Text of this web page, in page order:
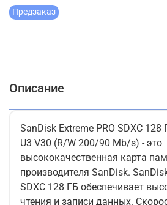
Предзаказ
Описание
SanDisk Extreme PRO SDXC 128
U3 V30 (R/W 200/90 Mb/s) - это
высококачественная карта
производителя SanDisk. SanDisk Extreme PRO
SDXC 128 ГБ обеспечивает
чтения и записи данных.